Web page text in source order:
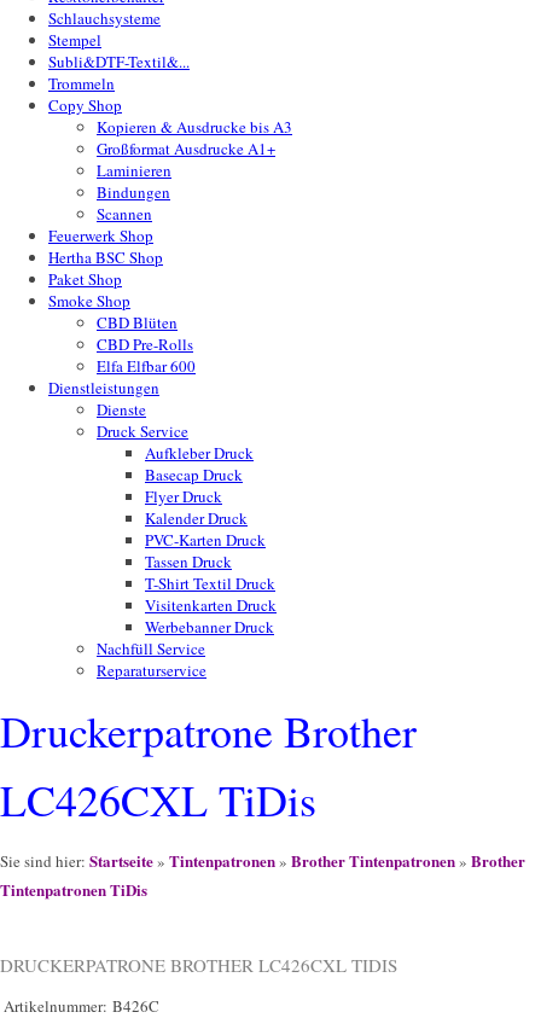
Schlauchsysteme
Stempel
Subli&DTF-Textil&...
Trommeln
Copy Shop
Kopieren & Ausdrucke bis A3
Großformat Ausdrucke A1+
Laminieren
Bindungen
Scannen
Feuerwerk Shop
Hertha BSC Shop
Paket Shop
Smoke Shop
CBD Blüten
CBD Pre-Rolls
Elfa Elfbar 600
Dienstleistungen
Dienste
Druck Service
Aufkleber Druck
Basecap Druck
Flyer Druck
Kalender Druck
PVC-Karten Druck
Tassen Druck
T-Shirt Textil Druck
Visitenkarten Druck
Werbebanner Druck
Nachfüll Service
Reparaturservice
Druckerpatrone Brother
LC426CXL TiDis
Sie sind hier: Startseite» Tintenpatronen» Brother Tintenpatronen» Brother
Tintenpatronen TiDis
DRUCKERPATRONE BROTHER LC426CXL TIDIS
Artikelnummer: B426C